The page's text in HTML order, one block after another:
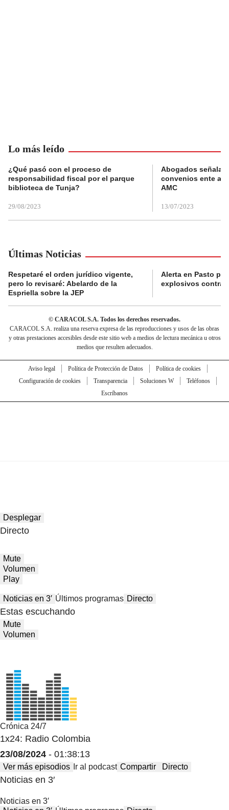
Lo más leído
¿Qué pasó con el proceso de
responsabilidad fiscal por el parque
biblioteca de Tunja?
29/08/2023
Abogados
convenios ente
AMC
13/07/2023
Últimas Noticias
Respetaré el orden jurídico vigente,
pero lo revisaré: Abelardo de la
Espriella sobre la JEP
Alerta en Pasto
explosivos contra
© CARACOL S.A. Todos los derechos reservados.
CARACOL S.A. realiza una reserva expresa de las reproducciones y usos de las obras
y otras prestaciones accesibles desde este sitio web a medios de lectura mecánica u otros
medios que resulten adecuados.
Aviso legal Política de Protección de Datos
Política de cookies
Configuración de cookies
Transparencia Soluciones W
Teléfonos
Escríbanos
Desplegar
Directo
Mute
Volumen
Play
Noticias en 3′ Últimos programas Directo
Estas escuchando
Mute
Volumen
Crónica 24/7
1x24: Radio Colombia
23/08/2024 - 01:38:13
Ver más episodios Ir al podcast Compartir Directo
Noticias en 3′
Noticias en 3′